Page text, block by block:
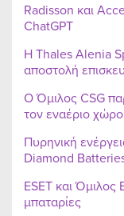
Radisson και
ChatGPT
Η Thales Alenia
αποστολή
Ο Όμιλος CSG
τον εναέριο χώρο
Πυρηνική
Diamond
ESET και
μπαταρίες